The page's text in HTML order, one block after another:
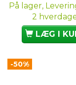
På lager,
2
LÆG I
-50%